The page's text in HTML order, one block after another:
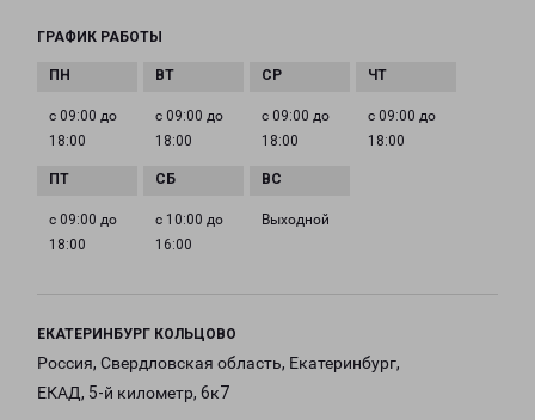
ГРАФИК РАБОТЫ
с 09:00 до
18:00
с 09:00 до
18:00
с 09:00 до
18:00
с 09:00 до
18:00
с 09:00 до
18:00
с 10:00 до
16:00
Выходной
ЕКАТЕРИНБУРГ КОЛЬЦОВО
Россия, Свердловская область, Екатеринбург,
ЕКАД, 5-й километр, 6к7